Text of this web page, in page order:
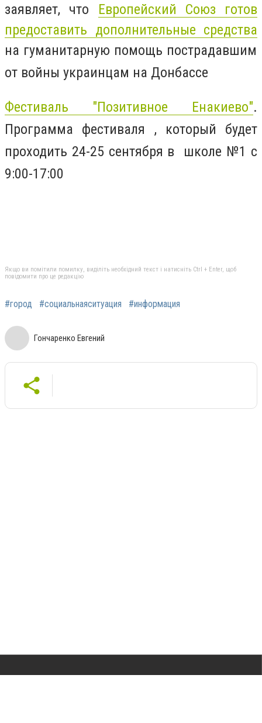
заявляет, что Европейский Союз готов
предоставить дополнительные средства
на гуманитарную помощь пострадавшим
от войны украинцам на Донбассе
Фестиваль "Позитивное Енакиево".
Программа фестиваля , который будет
проходить 24-25 сентября в школе №1 с
9:00-17:00
Якщо ви помітили помилку, виділіть необхідний текст і натисніть Ctrl + Enter, щоб
повідомити про це редакцію
#город #социальнаяситуация #информация
Гончаренко Евгений